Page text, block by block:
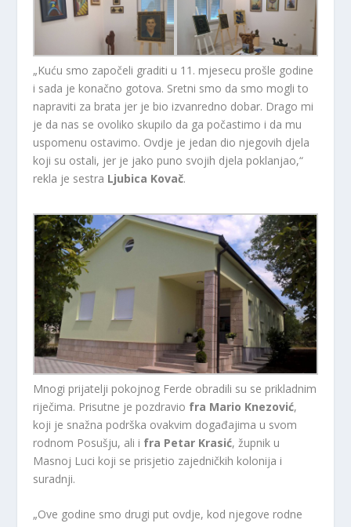
„Kuću smo započeli graditi u 11. mjesecu prošle godine
i sada je konačno gotova. Sretni smo da smo mogli to
napraviti za brata jer je bio izvanredno dobar. Drago mi
je da nas se ovoliko skupilo da ga počastimo i da mu
uspomenu ostavimo. Ovdje je jedan dio njegovih djela
koji su ostali, jer je jako puno svojih djela poklanjao,“
rekla je sestra Ljubica Kovač.
Mnogi prijatelji pokojnog Ferde obradili su se prikladnim
riječima. Prisutne je pozdravio fra Mario Knezović,
koji je snažna podrška ovakvim događajima u svom
rodnom Posušju, ali i fra Petar Krasić, župnik u
Masnoj Luci koji se prisjetio zajedničkih kolonija i
suradnji.
„Ove godine smo drugi put ovdje, kod njegove rodne